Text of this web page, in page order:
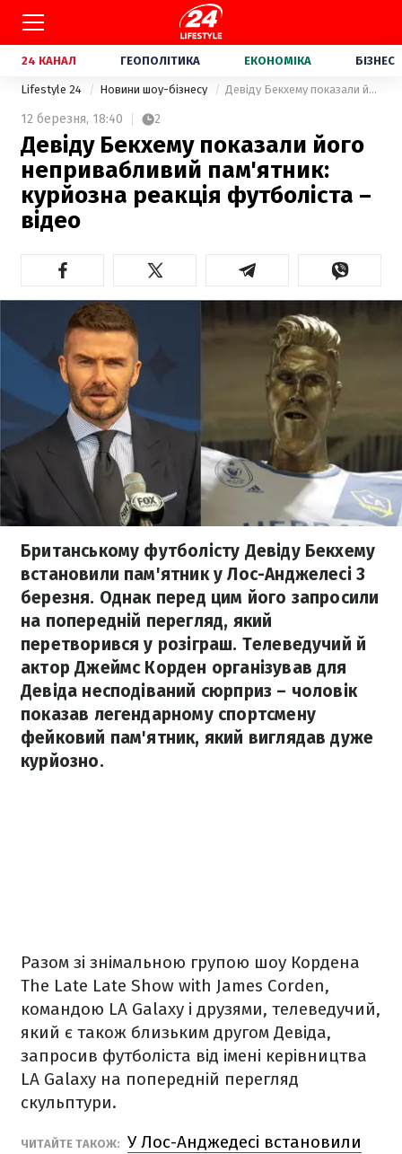
24 КАНАЛ ГЕОПОЛІТИКА ЕКОНОМІКА БІЗНЕС
Lifestyle 24 Новини шоу-бізнесу Девіду Бекхему показали його непривабливий пам'ятник: курйозна реакція футболіста – відео
12 березня, 18:40 2
Девіду Бекхему показали його
непривабливий пам'ятник:
курйозна реакція футболіста –
відео
Британському футболісту Девіду Бекхему
встановили пам'ятник у Лос-Анджелесі 3
березня. Однак перед цим його запросили
на попередній перегляд, який
перетворився у розіграш. Телеведучий й
актор Джеймс Корден організував для
Девіда несподіваний сюрприз – чоловік
показав легендарному спортсмену
фейковий пам'ятник, який виглядав дуже
курйозно.
Разом зі знімальною групою шоу Кордена
The Late Late Show with James Corden,
командою LA Galaxy і друзями, телеведучий,
який є також близьким другом Девіда,
запросив футболіста від імені керівництва
LA Galaxy на попередній перегляд
скульптури.
ЧИТАЙТЕ ТАКОЖ: У Лос-Анджедесі встановили